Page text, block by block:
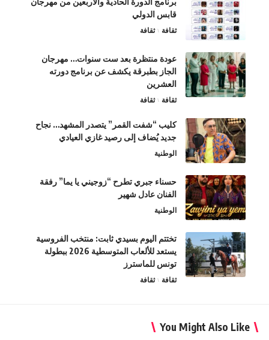
قابس الدولي
ثقافة ثقافة
عودة منتظرة بعد ست سنوات… مهرجان
الجاز بطبرقة يكشف عن برنامج دورته
العشرين
ثقافة ثقافة
كليب “شفت القمر” يتصدر المشهد… نجاح
جديد يُضاف إلى رصيد غازي العيادي
الوطنية
حسناء جبري تطرح “زوجيني يا يما” رفقة
الفنان عادل شهير
الوطنية
تختتم اليوم بسيدي ثابت: منتخب الفروسية
يستعد للألعاب المتوسطية 2026 ببطولة
تونس للماسترز
ثقافة ثقافة
You Might Also Like